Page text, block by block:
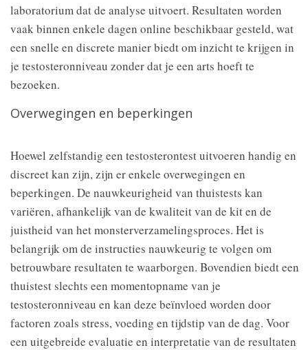
laboratorium dat de analyse uitvoert. Resultaten worden
vaak binnen enkele dagen online beschikbaar gesteld, wat
een snelle en discrete manier biedt om inzicht te krijgen in
je testosteronniveau zonder dat je een arts hoeft te
bezoeken.
Overwegingen en beperkingen
Hoewel zelfstandig een testosterontest uitvoeren handig en
discreet kan zijn, zijn er enkele overwegingen en
beperkingen. De nauwkeurigheid van thuistests kan
variëren, afhankelijk van de kwaliteit van de kit en de
juistheid van het monsterverzamelingsproces. Het is
belangrijk om de instructies nauwkeurig te volgen om
betrouwbare resultaten te waarborgen. Bovendien biedt een
thuistest slechts een momentopname van je
testosteronniveau en kan deze beïnvloed worden door
factoren zoals stress, voeding en tijdstip van de dag. Voor
een uitgebreide evaluatie en interpretatie van de resultaten